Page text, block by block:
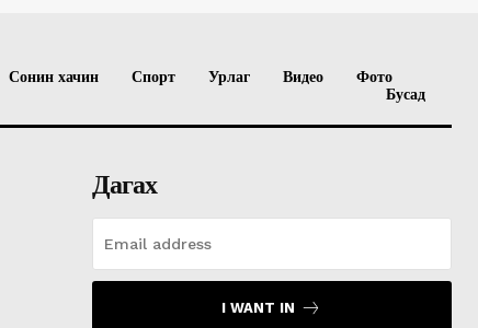
Сонин хачин Спорт Урлаг Видео
Фото
Бусад
Дагах
I WANT IN